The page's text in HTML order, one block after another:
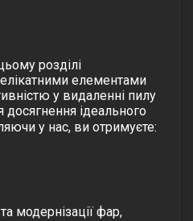
розділі
елементами
у видаленні пилу
ідеального
у нас, ви отримуєте:
модернізації фар,